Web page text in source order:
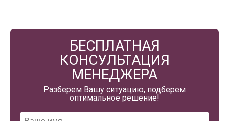
БЕСПЛАТНАЯ
КОНСУЛЬТАЦИЯ
МЕНЕДЖЕРА
Разберем Вашу ситуацию, подберем
оптимальное решение!